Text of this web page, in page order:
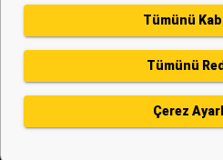
Gizlilik Politikası
Kullanım
Çerez politikası
Bilgi
Kişisel Verilerin Korunması
Tümünü
Tümünü
Çerez